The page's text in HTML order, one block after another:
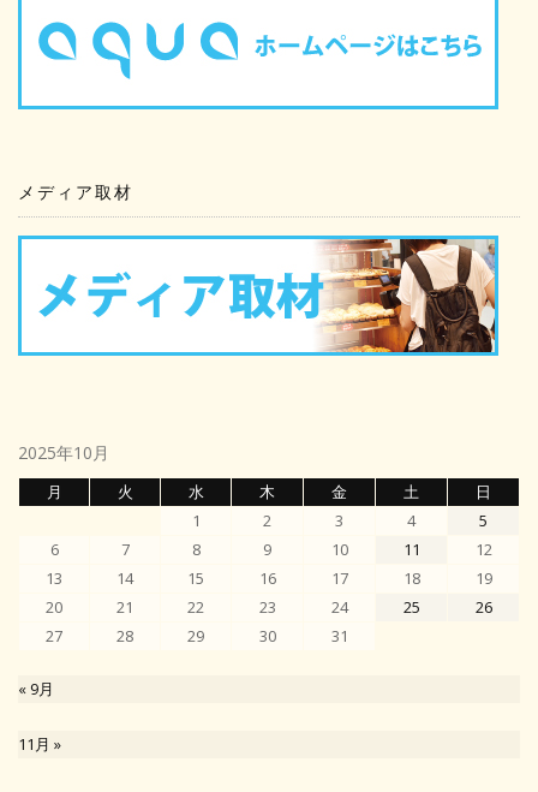
メディア取材
2025年10月
月 火 水 木 金 土
日
1
2 3 4
5
6
7 8 9 10 11
12
13
14 15 16 17 18
19
20
21 22 23 24 25
26
27
28 29 30 31
« 9月
11月 »